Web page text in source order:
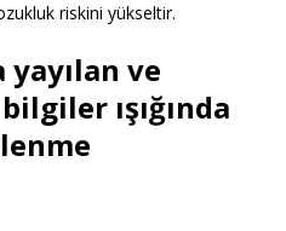
riskini yükseltir.
ve
ışığında